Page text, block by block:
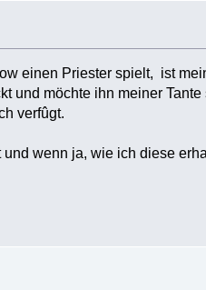
einen Priester spielt, ist
und möchte ihn meiner
verfûgt.
wenn ja, wie ich diese